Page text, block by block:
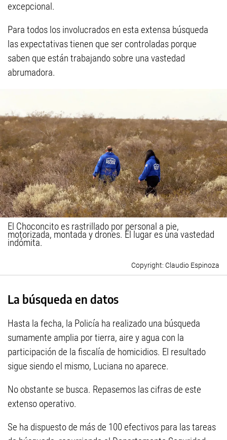
excepcional.
Para todos los involucrados en esta extensa búsqueda
las expectativas tienen que ser controladas porque
saben que están trabajando sobre una vastedad
abrumadora.
El Choconcito es rastrillado por personal a pie,
motorizada, montada y drones. El lugar es una vastedad
indómita.
Claudio Espinoza
La búsqueda en datos
Hasta la fecha, la Policía ha realizado una búsqueda
sumamente amplia por tierra, aire y agua con la
participación de la fiscalía de homicidios. El resultado
sigue siendo el mismo, Luciana no aparece.
No obstante se busca. Repasemos las cifras de este
extenso operativo.
Se ha dispuesto de más de 100 efectivos para las tareas